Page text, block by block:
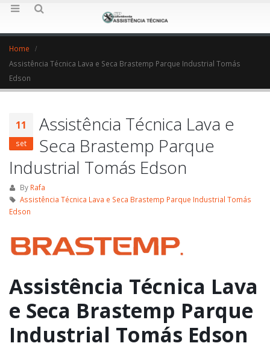
Home
Assistência Técnica Lava e Seca Brastemp Parque Industrial Tomás
Edson
11
set
Assistência Técnica Lava e
Seca Brastemp Parque
Industrial Tomás Edson
By Rafa
Assistência Técnica Lava e Seca Brastemp Parque Industrial Tomás
Edson
Assistência Técnica Lava
e Seca Brastemp Parque
Industrial Tomás Edson